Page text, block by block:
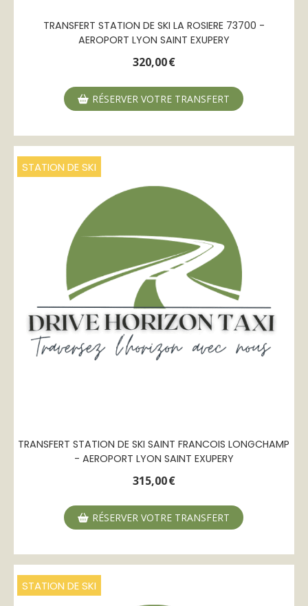
TRANSFERT STATION DE SKI LA ROSIERE 73700 -
AEROPORT LYON SAINT EXUPERY
320,00€
RÉSERVER VOTRE TRANSFERT
STATION DE SKI
TRANSFERT STATION DE SKI SAINT FRANCOIS LONGCHAMP
- AEROPORT LYON SAINT EXUPERY
315,00€
RÉSERVER VOTRE TRANSFERT
STATION DE SKI